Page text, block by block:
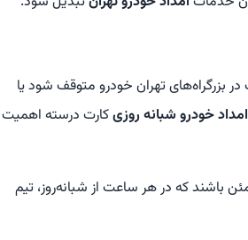
تهران خودرو متوقف شود یا
امداد خودرو شبانه روزیکارت درسته اهمیت
باشند که در هر ساعت از شبانه‌روز، تیم